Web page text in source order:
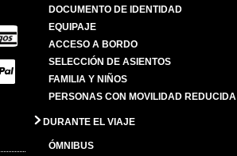
DOCUMENTO DE IDENTIDAD
EQUIPAJE
ACCESO A BORDO
SELECCIÓN DE ASIENTOS
FAMILIA Y NIÑOS
PERSONAS CON MOVILIDAD REDUCIDA
DURANTE EL VIAJE
ÓMNIBUS